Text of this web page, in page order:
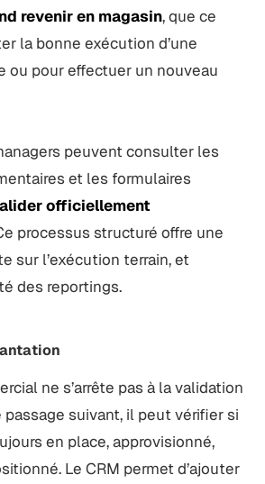
revenir en magasin, que ce
la bonne exécution d’une
ou pour effectuer un nouveau
peuvent consulter les
et les formulaires
officiellement
processus structuré offre une
sur l’exécution terrain, et
des reportings.
ne s’arrête pas à la validation
passage suivant, il peut vérifier si
en place, approvisionné,
Le CRM permet d’ajouter